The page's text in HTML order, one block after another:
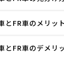
とFR車のメリッ
とFR車のデメリ